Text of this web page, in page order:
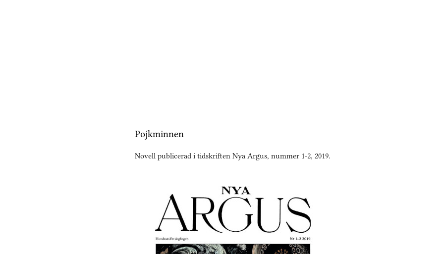
Pojkminnen
Novell publicerad i tidskriften Nya Argus, nummer 1-2, 2019.